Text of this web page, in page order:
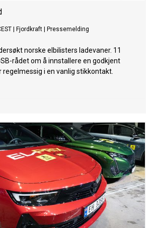
Fjordkraft Pressemelding
norske elbilisters ladevaner. 11
rådet om å innstallere en godkjent
regelmessig i en vanlig stikkontakt.